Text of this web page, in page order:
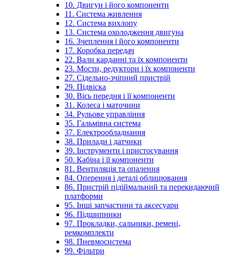
10. Двигун і його компоненти
11. Система живлення
12. Система вихлопу
13. Система охолодження двигуна
16. Зчеплення і його компоненти
17. Коробка передач
22. Вали карданні та їх компоненти
23. Мости, редуктори і їх компоненти
27. Сідельно-зчіпний пристрій
29. Підвіска
30. Вісь передня і її компоненти
31. Колеса і маточини
34. Рульове управління
35. Гальмівна система
37. Електрообладнання
38. Прилади і датчики
39. Інструменти і пристосування
50. Кабіна і її компоненти
81. Вентиляція та опалення
84. Оперення і деталі облицювання
86. Пристрій підіймальний та перекидаючий
платформи
95. Інші запчастини та аксесуари
96. Підшипники
97. Прокладки, сальники, ремені,
ремкомплекти
98. Пневмосистема
99. Фільтри